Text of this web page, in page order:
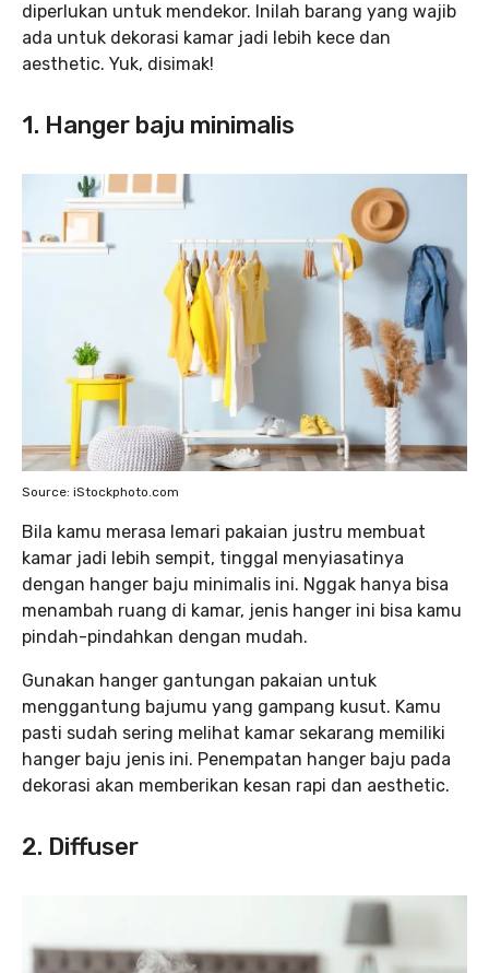
diperlukan untuk mendekor. Inilah barang yang wajib
ada untuk dekorasi kamar jadi lebih kece dan
aesthetic. Yuk, disimak!
1. Hanger baju minimalis
Source: iStockphoto.com
Bila kamu merasa lemari pakaian justru membuat
kamar jadi lebih sempit, tinggal menyiasatinya
dengan hanger baju minimalis ini. Nggak hanya bisa
menambah ruang di kamar, jenis hanger ini bisa kamu
pindah-pindahkan dengan mudah.
Gunakan hanger gantungan pakaian untuk
menggantung bajumu yang gampang kusut. Kamu
pasti sudah sering melihat kamar sekarang memiliki
hanger baju jenis ini. Penempatan hanger baju pada
dekorasi akan memberikan kesan rapi dan aesthetic.
2. Diffuser